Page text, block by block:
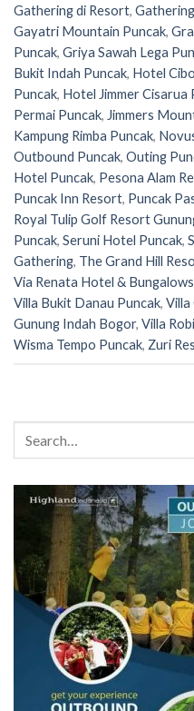
Gathering di Resort,
Gayatri Mountain Puncak,
Puncak, Griya Sawah Lega
Bukit Indah Puncak, Hotel
Puncak, Hotel Jimmer Cisarua
Permai Puncak, Jimmers
Kampung Rimba Puncak,
Outbound Puncak, Outing
Hotel Puncak, Pesona Alam
Puncak Inn Resort, Puncak
Royal Tulip Golf Resort
Puncak, Seruni Hotel Puncak,
Gathering, The Grand Hill
Via Renata Hotel &
Villa Bukit Danau Puncak, Villa
Gunung Indah Bogor, Villa
Wisma Tempo Puncak, Zuri